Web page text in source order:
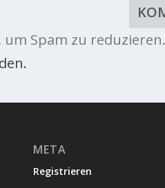
Spam zu reduzieren.
META
Registrieren